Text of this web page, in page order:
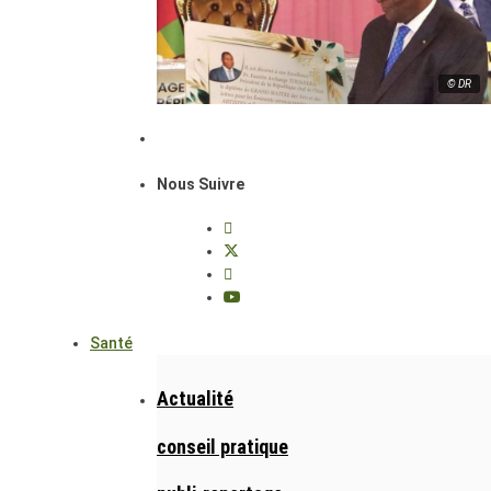
© DR
Nous Suivre
Santé
Actualité
conseil pratique